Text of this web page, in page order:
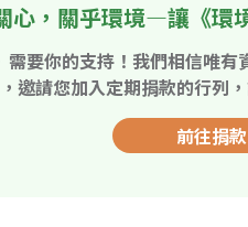
心，關乎環境—讓《環
需要你的支持！我們相信唯
邀請您加入定期捐款的行列
前往捐款